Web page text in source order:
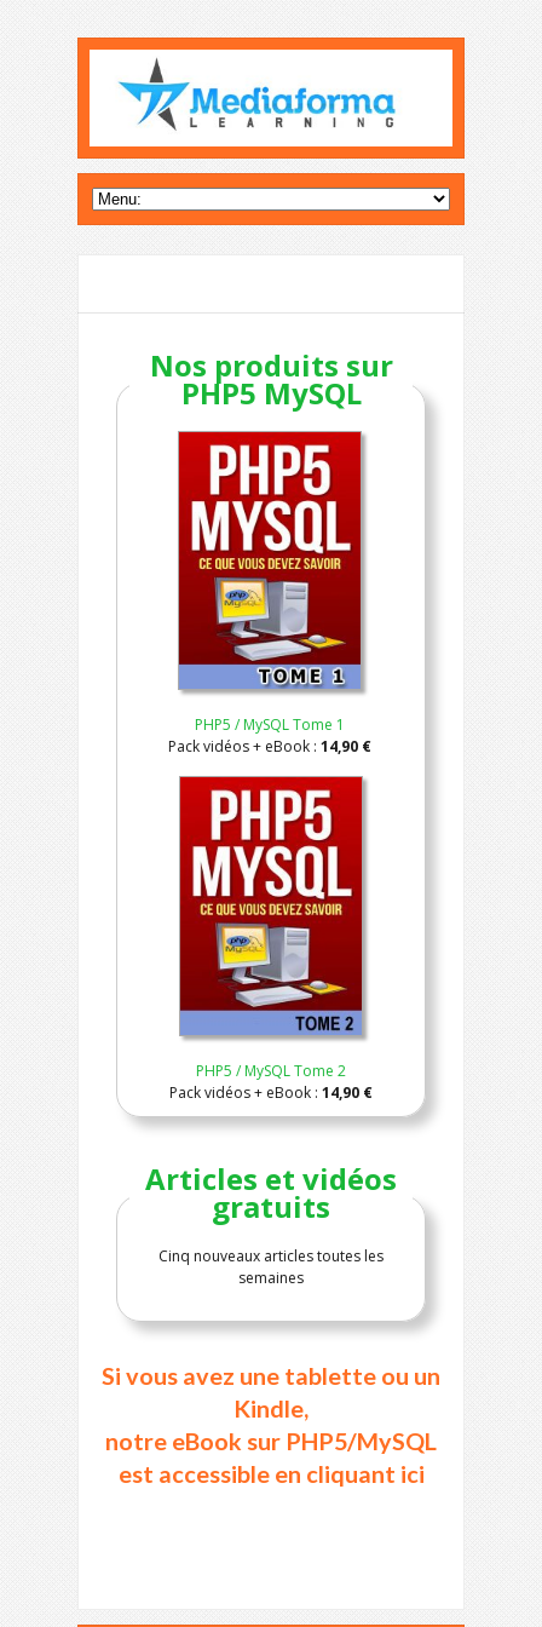
Nos produits sur
PHP5 MySQL
PHP5 / MySQL Tome 1
Pack vidéos + eBook : 14,90 €
PHP5 / MySQL Tome 2
Pack vidéos + eBook : 14,90 €
Articles et vidéos
gratuits
Cinq nouveaux articles toutes les
semaines
Si vous avez une tablette ou un
Kindle,
notre eBook sur PHP5/MySQL
est accessible en cliquant ici